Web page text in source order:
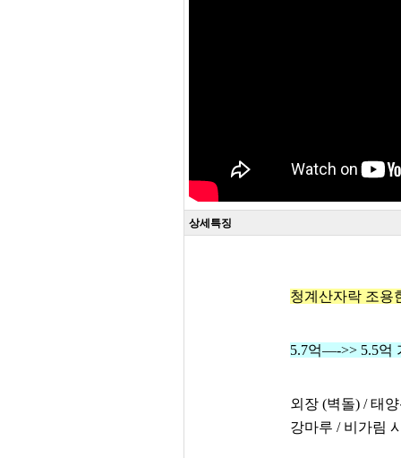
상세특징
청계산자락 조용
5.7억—->> 5.5억
외장 (벽돌) / 태
강마루 / 비가림